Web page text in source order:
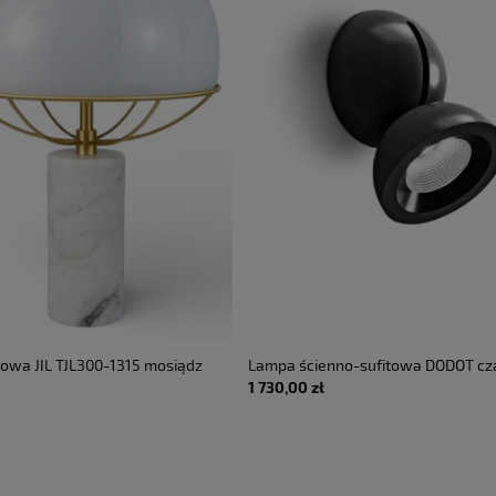
JIL TJL300-1315 mosiądz
TATO • DOSTĘPNA OD RĘKI •
Lampa ścienno-sufitowa DODOT
LED 17.4W 2700K 35° 220-240V AC
1 730,00 zł